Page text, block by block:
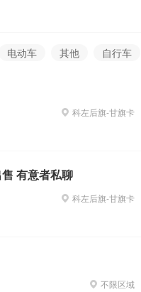
电动车 其他 自行车
科左后旗-甘旗卡
有意者私聊
科左后旗-甘旗卡
不限区域